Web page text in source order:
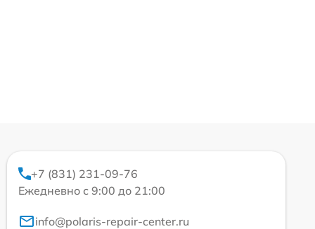
+7 (831) 231-09-76
Ежедневно с 9:00 до 21:00
info@polaris-repair-center.ru